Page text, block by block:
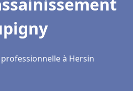
à Hersin